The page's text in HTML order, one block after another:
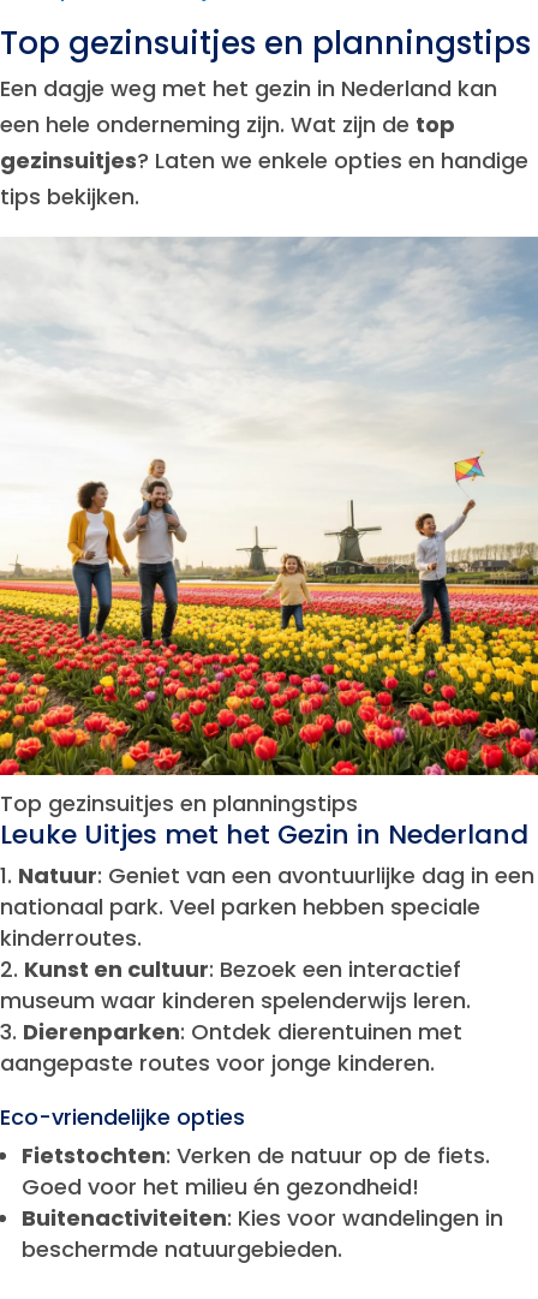
Top gezinsuitjes en planningstips
Een dagje weg met het gezin in Nederland kan
een hele onderneming zijn. Wat zijn de top
gezinsuitjes? Laten we enkele opties en handige
tips bekijken.
Top gezinsuitjes en planningstips
Leuke Uitjes met het Gezin in Nederland
Natuur: Geniet van een avontuurlijke dag in een
nationaal park. Veel parken hebben speciale
kinderroutes.
Kunst en cultuur: Bezoek een interactief
museum waar kinderen spelenderwijs leren.
Dierenparken: Ontdek dierentuinen met
aangepaste routes voor jonge kinderen.
Eco-vriendelijke opties
Fietstochten: Verken de natuur op de fiets.
Goed voor het milieu én gezondheid!
Buitenactiviteiten: Kies voor wandelingen in
beschermde natuurgebieden.